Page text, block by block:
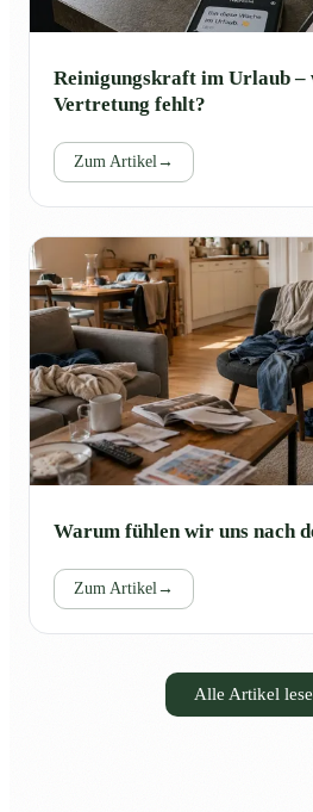
Reinigungskraft im Urlaub –
Vertretung fehlt?
Zum Artikel→
Warum fühlen wir uns nach
Zum Artikel→
Alle Artikel